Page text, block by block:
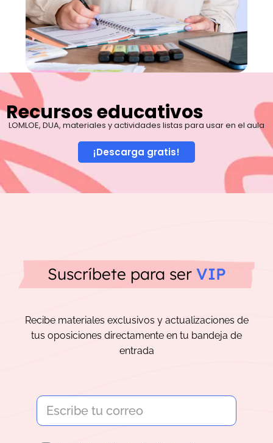
Recursos educativos
LOMLOE, DUA, materiales y actividades listas para usar en el aula
¡Descarga gratis!
Suscríbete para ser VIP
Recibe materiales exclusivos y actualizaciones de
tus oposiciones directamente en tu bandeja de
entrada